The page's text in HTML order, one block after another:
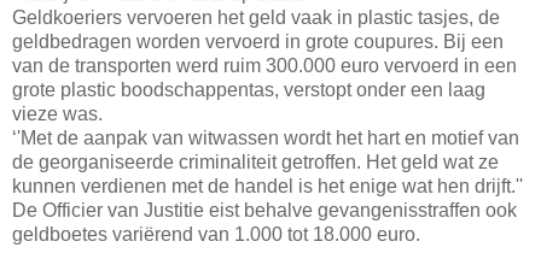
Geldkoeriers vervoeren het geld vaak in plastic tasjes, de
geldbedragen worden vervoerd in grote coupures. Bij een
van de transporten werd ruim 300.000 euro vervoerd in een
grote plastic boodschappentas, verstopt onder een laag
vieze was.
‘'Met de aanpak van witwassen wordt het hart en motief van
de georganiseerde criminaliteit getroffen. Het geld wat ze
kunnen verdienen met de handel is het enige wat hen drijft.''
De Officier van Justitie eist behalve gevangenisstraffen ook
geldboetes variërend van 1.000 tot 18.000 euro.